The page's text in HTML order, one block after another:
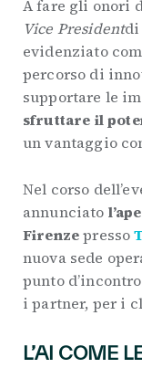
A fare gli onori
Vice Presidentdi
evidenziato
percorso di
supportare le
sfruttare il
un vantaggio
Nel corso
annunciato
Firenzepresso
nuova sede
punto
i partner, per i
L’AI COME